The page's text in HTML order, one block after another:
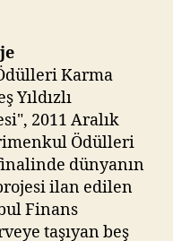
Karma
Yıldızlı
2011 Aralık
Ödülleri
dünyanın
ilan edilen
Finans
taşıyan beş